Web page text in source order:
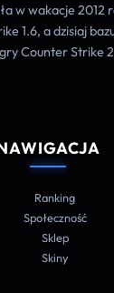
w wakacje 2012
1.6, a dzisiaj
Counter Strike 2
Ranking
Społeczność
Sklep
Skiny